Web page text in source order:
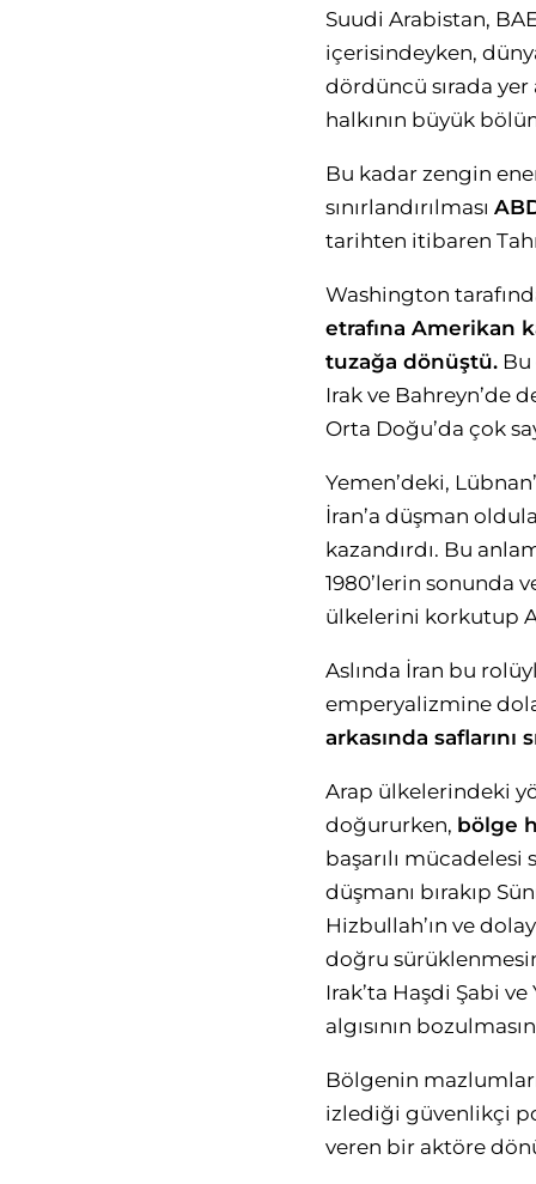
Suudi Arabistan,
içerisindeyken,
dördüncü sırada yer
halkının büyük
Bu kadar zengin
sınırlandırılması
tarihten itibaren
Washington
etrafına Amerikan
tuzağa dönüştü.
Irak ve Bahreyn’de
Orta Doğu’da çok
Yemen’deki,
İran’a düşman
kazandırdı. Bu
1980’lerin sonunda
ülkelerini korkutup
Aslında İran bu
emperyalizmine
arkasında saflarını
Arap ülkelerindeki
doğururken, bölge
başarılı mücadelesi
düşmanı bırakıp
Hizbullah’ın ve
doğru
Irak’ta Haşdi Şabi
algısının
Bölgenin
izlediği güvenlikçi
veren bir aktöre